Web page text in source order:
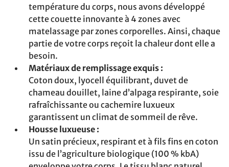
température du corps, nous avons développé
cette couette innovante à 4 zones avec
matelassage par zones corporelles. Ainsi, chaque
partie de votre corps reçoit la chaleur dont elle a
besoin.
Matériaux de remplissage exquis :
Coton doux, lyocell équilibrant, duvet de
chameau douillet, laine d’alpaga respirante, soie
rafraîchissante ou cachemire luxueux
garantissent un climat de sommeil de rêve.
Housse luxueuse :
Un satin précieux, respirant et à fils fins en coton
issu de l’agriculture biologique (100 % kbA)